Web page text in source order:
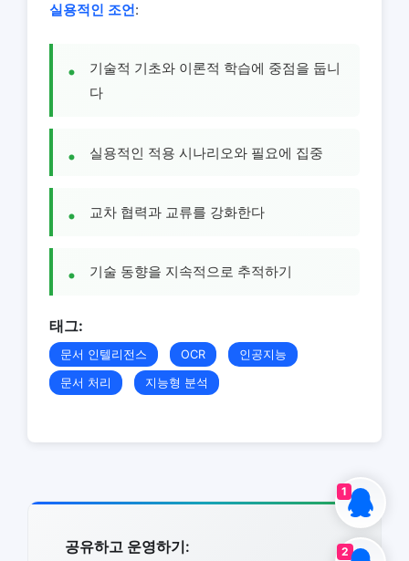
실용적인 조언:
기술적 기초와 이론적 학습에 중점을 둡니
다
실용적인 적용 시나리오와 필요에 집중
교차 협력과 교류를 강화한다
기술 동향을 지속적으로 추적하기
태그:
문서 인텔리전스 OCR 인공지능
문서 처리 지능형 분석
공유하고 운영하기:
1
2